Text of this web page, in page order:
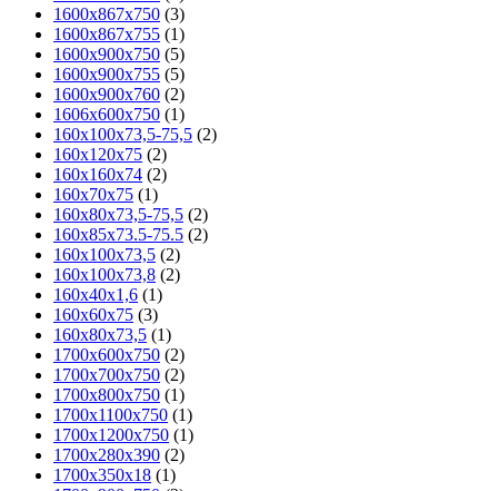
1600х867х750 (3)
1600х867х755 (1)
1600х900х750 (5)
1600х900х755 (5)
1600х900х760 (2)
1606х600х750 (1)
160x100x73,5-75,5 (2)
160x120x75 (2)
160x160x74 (2)
160x70x75 (1)
160x80x73,5-75,5 (2)
160x85x73.5-75.5 (2)
160х100х73,5 (2)
160х100х73,8 (2)
160х40х1,6 (1)
160х60х75 (3)
160х80х73,5 (1)
1700x600x750 (2)
1700x700x750 (2)
1700x800x750 (1)
1700х1100х750 (1)
1700х1200х750 (1)
1700х280х390 (2)
1700х350х18 (1)